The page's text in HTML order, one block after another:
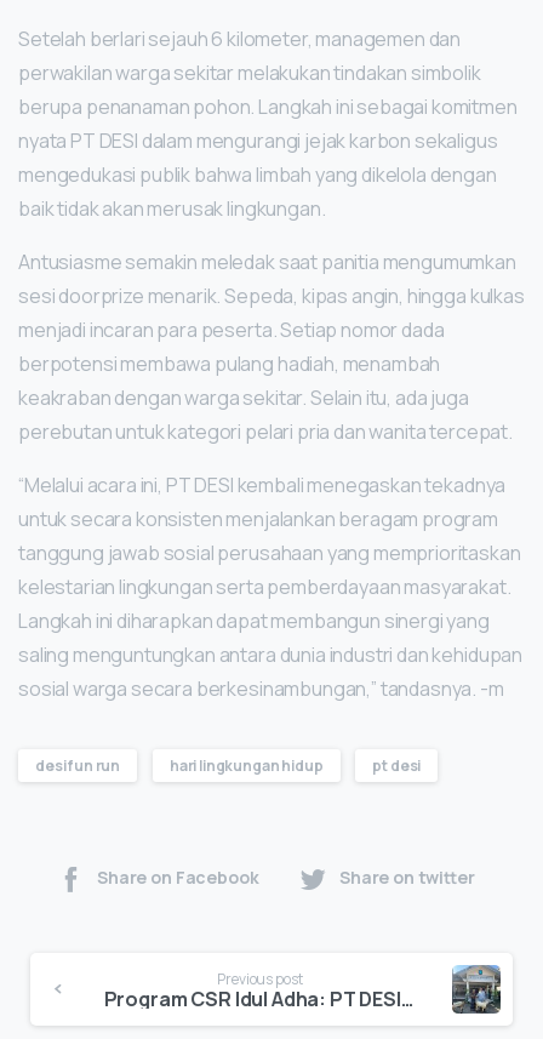
Setelah berlari sejauh 6 kilometer, managemen dan
perwakilan warga sekitar melakukan tindakan simbolik
berupa penanaman pohon. Langkah ini sebagai komitmen
nyata PT DESI dalam mengurangi jejak karbon sekaligus
mengedukasi publik bahwa limbah yang dikelola dengan
baik tidak akan merusak lingkungan.
Antusiasme semakin meledak saat panitia mengumumkan
sesi doorprize menarik. Sepeda, kipas angin, hingga kulkas
menjadi incaran para peserta. Setiap nomor dada
berpotensi membawa pulang hadiah, menambah
keakraban dengan warga sekitar. Selain itu, ada juga
perebutan untuk kategori pelari pria dan wanita tercepat.
“Melalui acara ini, PT DESI kembali menegaskan tekadnya
untuk secara konsisten menjalankan beragam program
tanggung jawab sosial perusahaan yang memprioritaskan
kelestarian lingkungan serta pemberdayaan masyarakat.
Langkah ini diharapkan dapat membangun sinergi yang
saling menguntungkan antara dunia industri dan kehidupan
sosial warga secara berkesinambungan,” tandasnya. -m
desi fun run hari lingkungan hidup pt desi
Share on Facebook Share on twitter
Previous post
Program CSR Idul Adha: PT DESI Bagikan Kambing untuk Warga Sidoarjo hingga Brondong